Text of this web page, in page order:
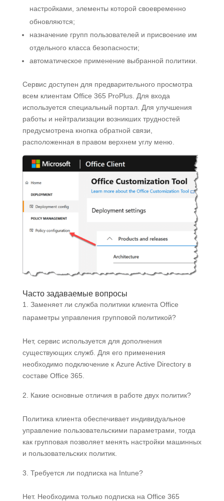
настройками, элементы которой своевременно
обновляются;
назначение групп пользователей и присвоение им
отдельного класса безопасности;
автоматическое применение выбранной политики.
Сервис доступен для предварительного просмотра
всем клиентам Office 365 ProPlus. Для входа
используется специальный портал. Для улучшения
работы и нейтрализации возникших трудностей
предусмотрена кнопка обратной связи,
расположенная в правом верхнем углу меню.
Часто задаваемые вопросы
Заменяет ли служба политики клиента Office
параметры управления групповой политикой?
Нет, сервис используется для дополнения
существующих служб. Для его применения
необходимо подключение к Azure Active Directory в
составе Office 365.
Какие основные отличия в работе двух политик?
Политика клиента обеспечивает индивидуальное
управление пользовательскими параметрами, тогда
как групповая позволяет менять настройки машинных
и пользовательских политик.
Требуется ли подписка на Intune?
Нет. Необходима только подписка на Office 365